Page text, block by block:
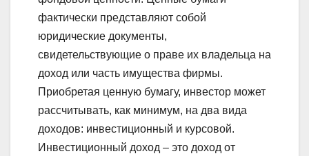
фактически представляют собой
юридические документы,
свидетельствующие о праве их владельца на
доход или часть имущества фирмы.
Приобретая ценную бумагу, инвестор может
рассчитывать, как минимум, на два вида
доходов: инвестиционный и курсовой.
Инвестиционный доход – это доход от